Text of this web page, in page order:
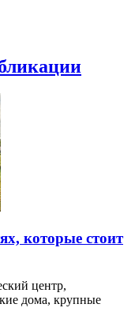
которые стоит
центр,
дома, крупные